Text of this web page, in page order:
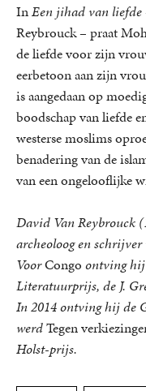
InEen jihad van liefde
Reybrouck – praat
de liefde voor zijn
eerbetoon aan zijn
is aangedaan op
boodschap van liefde
westerse moslims
benadering van de
van een ongelooflijke
David Van Reybrouck
archeoloog en
VoorCongo ontving
Literatuurprijs, de J.
In 2014 ontving hij de
werdTegen
Holst-prijs.